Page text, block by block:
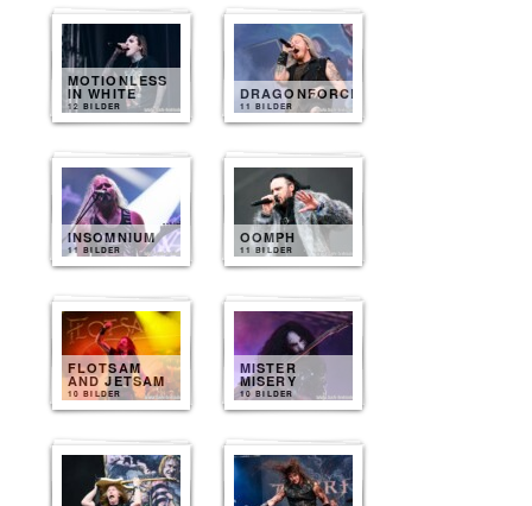
MOTIONLESS
IN WHITE
12 BILDER
DRAGONFORCE
11 BILDER
INSOMNIUM
11 BILDER
OOMPH
11 BILDER
FLOTSAM
AND JETSAM
10 BILDER
MISTER
MISERY
10 BILDER